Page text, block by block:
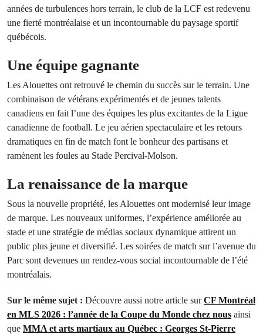
années de turbulences hors terrain, le club de la LCF est redevenu
une fierté montréalaise et un incontournable du paysage sportif
québécois.
Une équipe gagnante
Les Alouettes ont retrouvé le chemin du succès sur le terrain. Une
combinaison de vétérans expérimentés et de jeunes talents
canadiens en fait l’une des équipes les plus excitantes de la Ligue
canadienne de football. Le jeu aérien spectaculaire et les retours
dramatiques en fin de match font le bonheur des partisans et
ramènent les foules au Stade Percival-Molson.
La renaissance de la marque
Sous la nouvelle propriété, les Alouettes ont modernisé leur image
de marque. Les nouveaux uniformes, l’expérience améliorée au
stade et une stratégie de médias sociaux dynamique attirent un
public plus jeune et diversifié. Les soirées de match sur l’avenue du
Parc sont devenues un rendez-vous social incontournable de l’été
montréalais.
Sur le même sujet : Découvre aussi notre article surCF Montréal
en MLS 2026 : l’année de la Coupe du Monde chez nous ainsi
que MMA et arts martiaux au Québec : Georges St-Pierre